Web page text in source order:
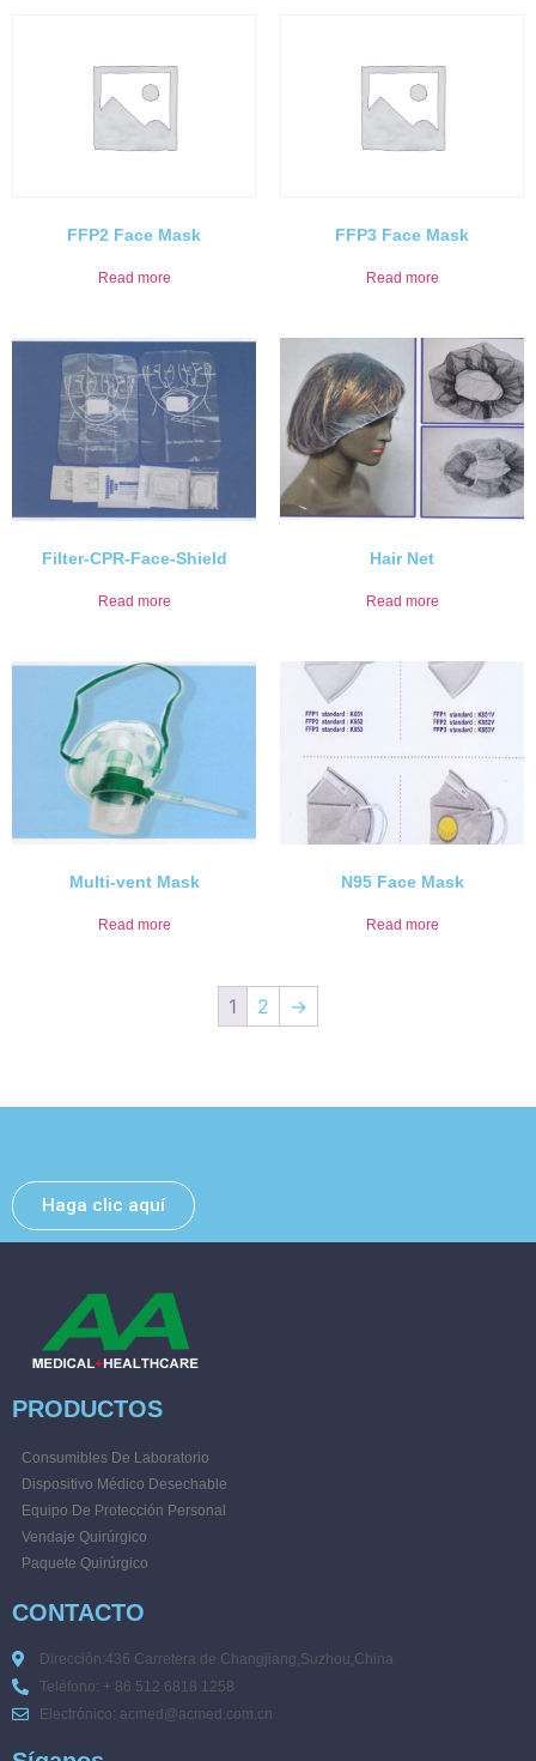
FFP2 Face Mask
Read more
FFP3 Face Mask
Read more
Filter-CPR-Face-Shield
Read more
Hair Net
Read more
Multi-vent Mask
Read more
N95 Face Mask
Read more
1 2 →
Haga clic aquí
PRODUCTOS
Consumibles De Laboratorio
Dispositivo Médico Desechable
Equipo De Protección Personal
Vendaje Quirúrgico
Paquete Quirúrgico
CONTACTO
Dirección:436 Carretera de Changjiang,Suzhou,China
Teléfono: + 86 512 6818 1258
Electrónico: acmed@acmed.com.cn